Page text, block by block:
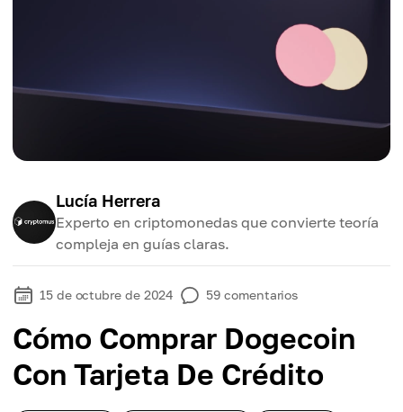
Lucía Herrera
Experto en criptomonedas que convierte teoría
compleja en guías claras.
15 de octubre de 2024 59 comentarios
Cómo Comprar Dogecoin
Con Tarjeta De Crédito